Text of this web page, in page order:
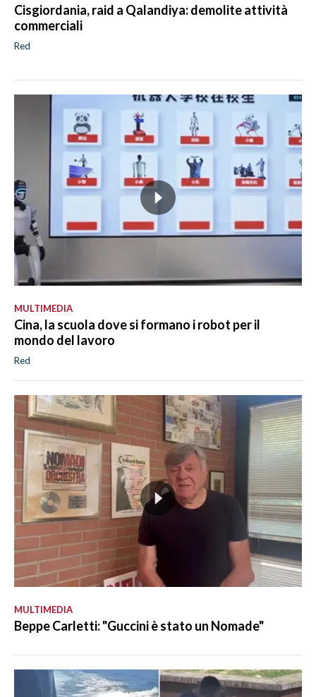
Cisgiordania, raid a Qalandiya: demolite attività
commerciali
Red
MULTIMEDIA
Cina, la scuola dove si formano i robot per il
mondo del lavoro
Red
MULTIMEDIA
Beppe Carletti: "Guccini è stato un Nomade"